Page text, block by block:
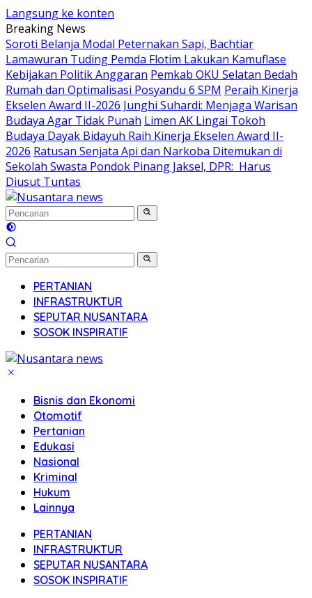
Langsung ke konten
Breaking News
Soroti Belanja Modal Peternakan Sapi, Bachtiar
Lamawuran Tuding Pemda Flotim Lakukan Kamuflase
Kebijakan Politik Anggaran Pemkab OKU Selatan Bedah
Rumah dan Optimalisasi Posyandu 6 SPM Peraih Kinerja
Ekselen Award II-2026 Junghi Suhardi: Menjaga Warisan
Budaya Agar Tidak Punah Limen AK Lingai Tokoh
Budaya Dayak Bidayuh Raih Kinerja Ekselen Award II-
2026 Ratusan Senjata Api dan Narkoba Ditemukan di
Sekolah Swasta Pondok Pinang Jaksel, DPR: Harus
Diusut Tuntas
PERTANIAN
INFRASTRUKTUR
SEPUTAR NUSANTARA
SOSOK INSPIRATIF
Bisnis dan Ekonomi
Otomotif
Pertanian
Edukasi
Nasional
Kriminal
Hukum
Lainnya
PERTANIAN
INFRASTRUKTUR
SEPUTAR NUSANTARA
SOSOK INSPIRATIF